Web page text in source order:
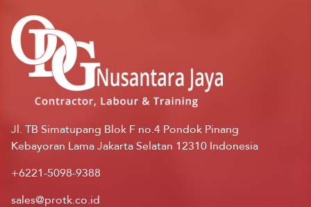
Jl. TB Simatupang Blok F no.4 Pondok Pinang
Kebayoran Lama Jakarta Selatan 12310 Indonesia
+6221-5098-9388
sales@protk.co.id